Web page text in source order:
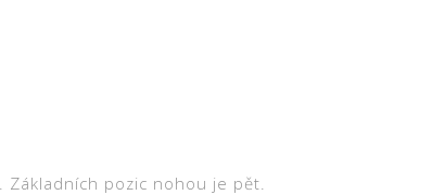
Základních pozic nohou je pět.